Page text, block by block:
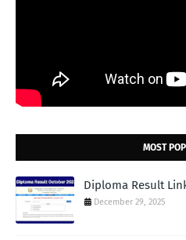
MOST
Diploma Result
December 29, 2025